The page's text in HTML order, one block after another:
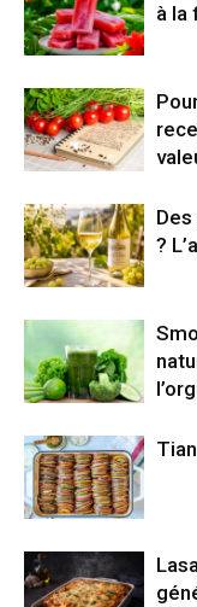
à la
?